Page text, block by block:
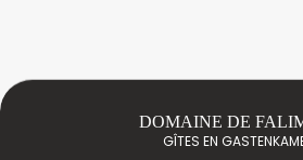
DOMAINE DE
GÎTES EN